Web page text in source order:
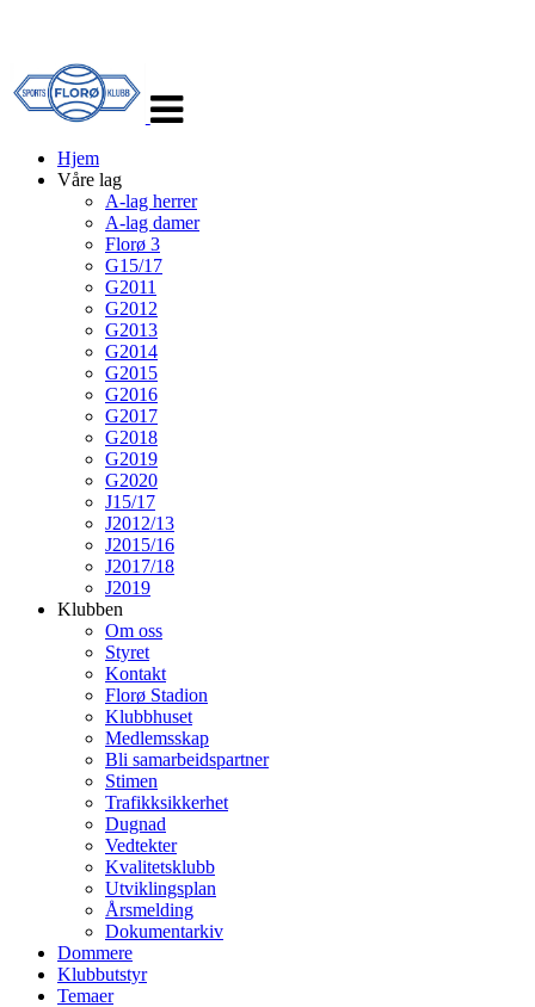
navigasjon
Hjem
Våre lag
A-lag herrer
A-lag damer
Florø 3
G15/17
G2011
G2012
G2013
G2014
G2015
G2016
G2017
G2018
G2019
G2020
J15/17
J2012/13
J2015/16
J2017/18
J2019
Klubben
Om oss
Styret
Kontakt
Florø Stadion
Klubbhuset
Medlemsskap
Bli samarbeidspartner
Stimen
Trafikksikkerhet
Dugnad
Vedtekter
Kvalitetsklubb
Utviklingsplan
Årsmelding
Dokumentarkiv
Dommere
Klubbutstyr
Temaer